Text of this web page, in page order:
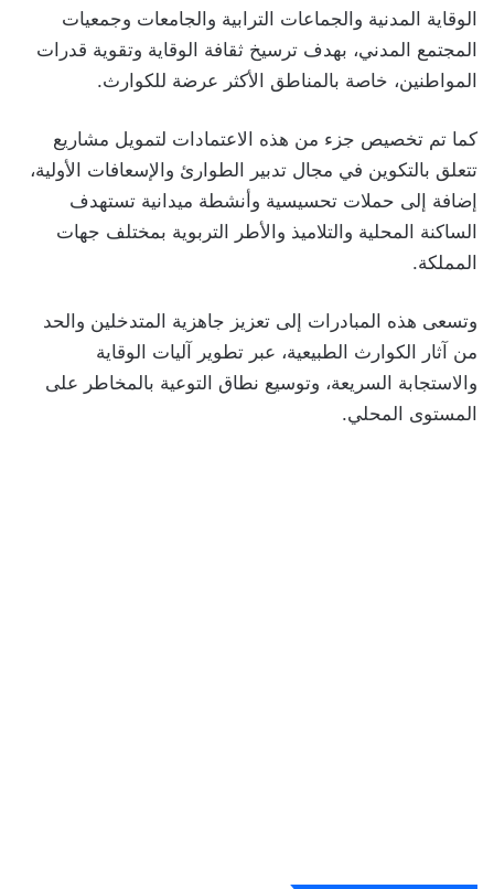
الوقاية المدنية والجماعات الترابية والجامعات وجمعيات
المجتمع المدني، بهدف ترسيخ ثقافة الوقاية وتقوية قدرات
المواطنين، خاصة بالمناطق الأكثر عرضة للكوارث.
كما تم تخصيص جزء من هذه الاعتمادات لتمويل مشاريع
تتعلق بالتكوين في مجال تدبير الطوارئ والإسعافات الأولية،
إضافة إلى حملات تحسيسية وأنشطة ميدانية تستهدف
الساكنة المحلية والتلاميذ والأطر التربوية بمختلف جهات
المملكة.
وتسعى هذه المبادرات إلى تعزيز جاهزية المتدخلين والحد
من آثار الكوارث الطبيعية، عبر تطوير آليات الوقاية
والاستجابة السريعة، وتوسيع نطاق التوعية بالمخاطر على
المستوى المحلي.